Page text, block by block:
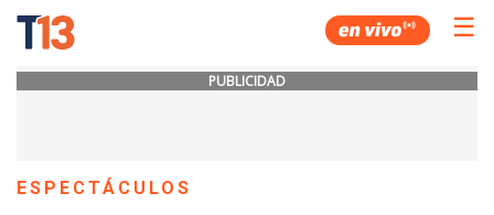
☰
PUBLICIDAD
ESPECTÁCULOS